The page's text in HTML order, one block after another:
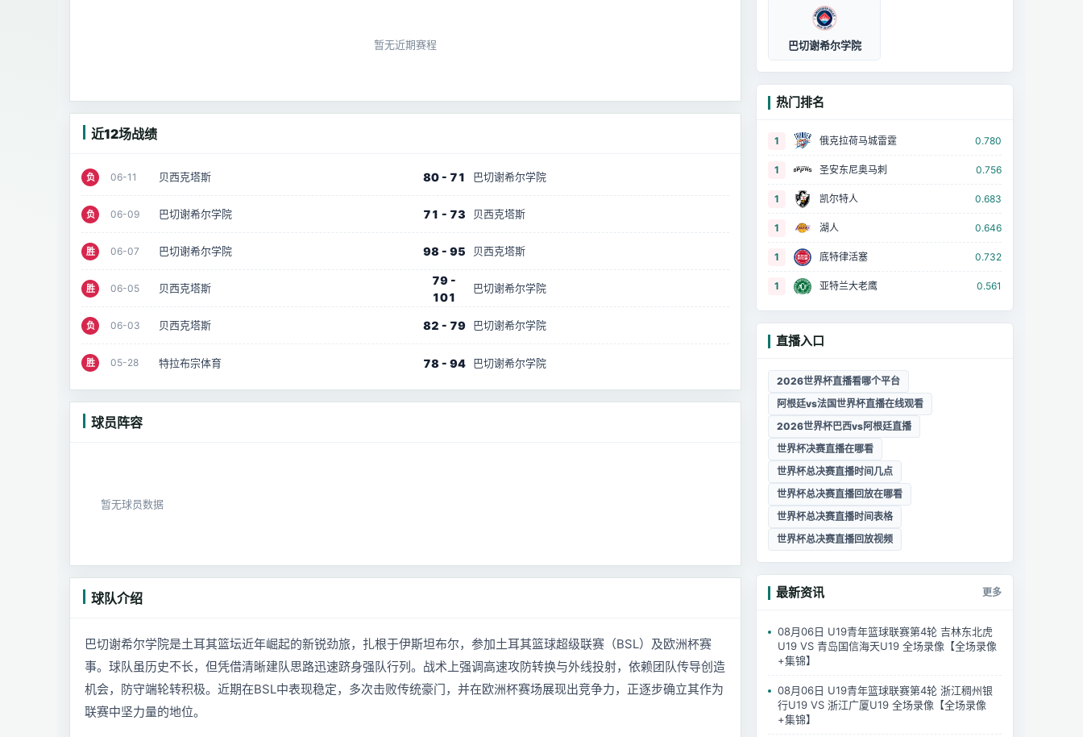
暂无近期赛程
近12场战绩
负 06-11 贝西克塔斯 80 - 71 巴切谢希尔学院
负 06-09 巴切谢希尔学院 71 - 73 贝西克塔斯
胜 06-07 巴切谢希尔学院 98 - 95 贝西克塔斯
胜 06-05 贝西克塔斯
79 -
101
巴切谢希尔学院
负 06-03 贝西克塔斯 82 - 79 巴切谢希尔学院
胜 05-28 特拉布宗体育 78 - 94 巴切谢希尔学院
球员阵容
暂无球员数据
球队介绍
巴切谢希尔学院是土耳其篮坛近年崛起的新锐劲旅，扎根于伊斯坦布尔，参加土耳其篮球超级联赛（BSL）及欧洲杯赛
事。球队虽历史不长，但凭借清晰建队思路迅速跻身强队行列。战术上强调高速攻防转换与外线投射，依赖团队传导创造
机会，防守端轮转积极。近期在BSL中表现稳定，多次击败传统豪门，并在欧洲杯赛场展现出竞争力，正逐步确立其作为
联赛中坚力量的地位。
巴切谢希尔学院
热门排名
1 俄克拉荷马城雷霆 0.780
1 圣安东尼奥马刺 0.756
1 凯尔特人 0.683
1 湖人 0.646
1 底特律活塞 0.732
1 亚特兰大老鹰 0.561
直播入口
2026世界杯直播看哪个平台
阿根廷vs法国世界杯直播在线观看
2026世界杯巴西vs阿根廷直播
世界杯决赛直播在哪看
世界杯总决赛直播时间几点
世界杯总决赛直播回放在哪看
世界杯总决赛直播时间表格
世界杯总决赛直播回放视频
最新资讯 更多
08月06日 U19青年篮球联赛第4轮 吉林东北虎
U19 VS 青岛国信海天U19 全场录像【全场录像
+集锦】
08月06日 U19青年篮球联赛第4轮 浙江稠州银
行U19 VS 浙江广厦U19 全场录像【全场录像
+集锦】